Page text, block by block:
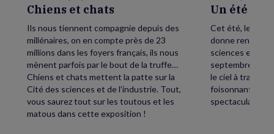
Chiens et chats
Ils nous tiennent compagnie depuis des
millénaires, on en compte près de 23
millions dans les foyers français, ils nous
mènent parfois par le bout de la truffe…
Chiens et chats mettent la patte sur la
Cité des sciences et de l’industrie. Tout,
vous saurez tout sur les toutous et les
matous dans cette exposition !
Un été
Cet été, levez
donne rendez-
sciences et de
septembre,
le ciel à travers
foisonnant
spectaculaire